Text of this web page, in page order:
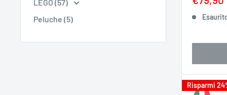
LEGO (57)
Peluche (5)
Risparmi